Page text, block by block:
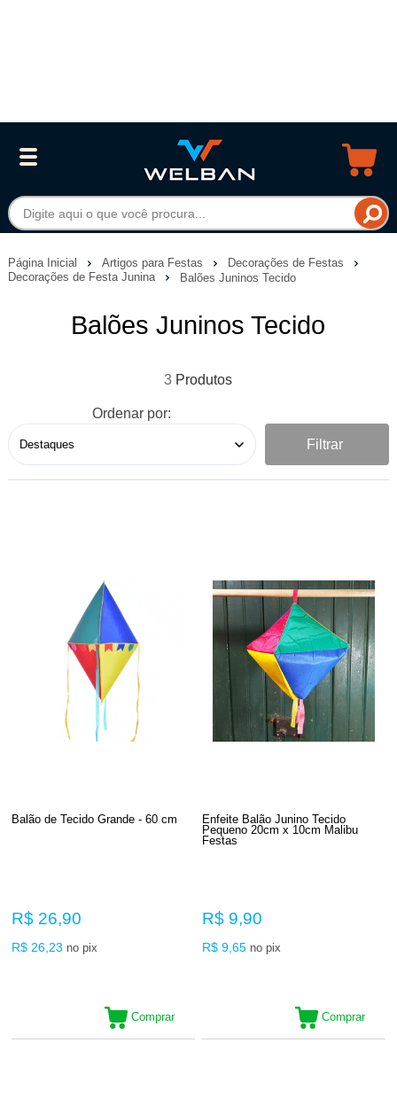
Página Inicial Artigos para Festas
Decorações de Festas
Decorações de Festa Junina
Balões Juninos Tecido
Balões Juninos Tecido
3
Ordenar por:
Filtrar
Balão de Tecido Grande - 60 cm
R$ 26,90
R$ 26,23 no pix
Comprar
Enfeite Balão Junino Tecido
Pequeno 20cm x 10cm Malibu
Festas
R$ 9,90
R$ 9,65 no pix
Comprar